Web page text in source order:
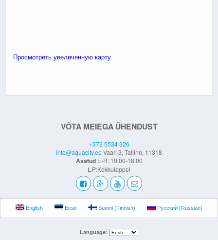
Просмотреть увеличенную карту
VÕTA MEIEGA ÜHENDUST
+372 5534 326
info@aquacity.eeVaari 3, Tallinn, 11318
AvatudE-R: 10.00-18.00
L-P:Kokkuleppel
English Eesti Suomi (Finnish) Русский (Russian)
Language: